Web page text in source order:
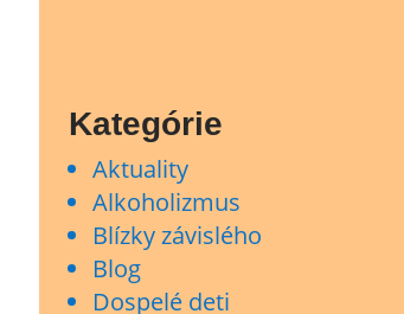
Kategórie
Aktuality
Alkoholizmus
Blízky závislého
Blog
Dospelé deti